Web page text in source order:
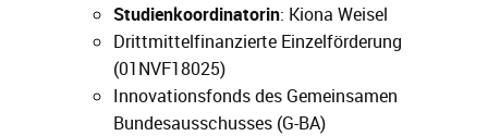
Studienkoordinatorin: Kiona Weisel
Drittmittelfinanzierte Einzelförderung
(01NVF18025)
Innovationsfonds des Gemeinsamen
Bundesausschusses (G-BA)